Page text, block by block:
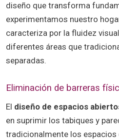
diseño que transforma
experimentamos nuestro
caracteriza por la fluidez
diferentes áreas que
separadas.
Eliminación de barreras
El diseño de espacios
en suprimir los tabiques y
tradicionalmente los espacios